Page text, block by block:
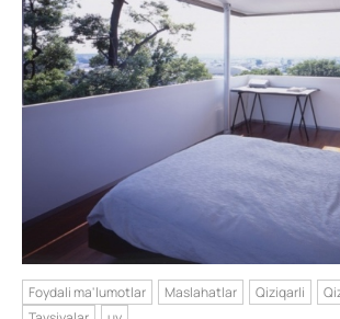
Foydali ma'lumotlar Maslahatlar Qiziqarli